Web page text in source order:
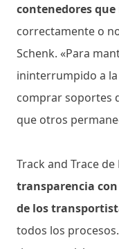
contenedores
correctamente o
Schenk. «Para
ininterrumpido a
comprar soportes
que otros
Track and Trace
transparencia
de los
todos los